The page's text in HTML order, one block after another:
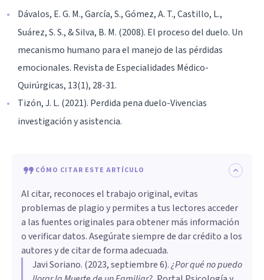
Dávalos, E. G. M., García, S., Gómez, A. T., Castillo, L.,
Suárez, S. S., & Silva, B. M. (2008). El proceso del duelo. Un
mecanismo humano para el manejo de las pérdidas
emocionales. Revista de Especialidades Médico-
Quirúrgicas, 13(1), 28-31.
Tizón, J. L. (2021). Perdida pena duelo-Vivencias
investigación y asistencia.
CÓMO CITAR ESTE ARTÍCULO
Al citar, reconoces el trabajo original, evitas
problemas de plagio y permites a tus lectores acceder
a las fuentes originales para obtener más información
o verificar datos. Asegúrate siempre de dar crédito a los
autores y de citar de forma adecuada.
Javi Soriano. (2023, septiembre 6).¿Por qué no puedo